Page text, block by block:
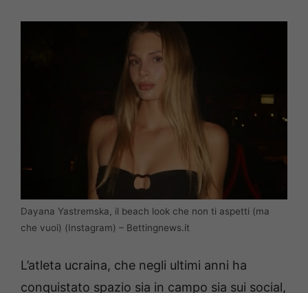
Dayana Yastremska, il beach look che non ti aspetti (ma
che vuoi) (Instagram) – Bettingnews.it
L’atleta ucraina, che negli ultimi anni ha
conquistato spazio sia in campo sia sui social,